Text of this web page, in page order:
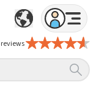
reviews